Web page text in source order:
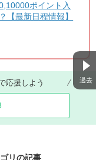
ポイント入
【最新日程情報】
応援しよう 過去
リの記事